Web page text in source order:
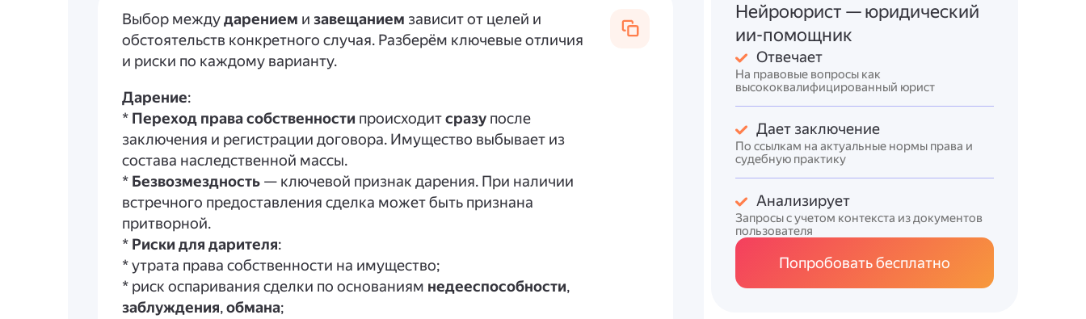
Выбор междударением изавещанием зависит от целей и
обстоятельств конкретного случая. Разберём ключевые отличия
и риски по каждому варианту.
Дарение:
* Переход права собственности происходитсразу после
заключения и регистрации договора. Имущество выбывает из
состава наследственной массы.
* Безвозмездность — ключевой признак дарения. При наличии
встречного предоставления сделка может быть признана
притворной.
* Риски для дарителя:
* утрата права собственности на имущество;
* риск оспаривания сделки по основаниям недееспособности,
заблуждения,обмана;
Нейроюрист — юридический
ии-помощник
Отвечает
На правовые вопросы как
высококвалифицированный юрист
Дает заключение
По ссылкам на актуальные нормы права и
судебную практику
Анализирует
Запросы с учетом контекста из документов
пользователя
Попробовать бесплатно